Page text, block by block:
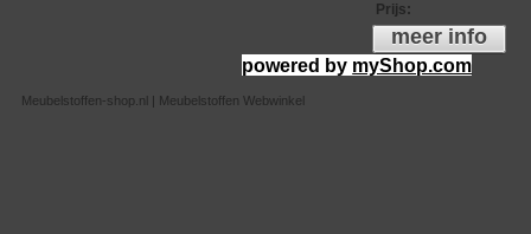
Prijs:
meer info
powered by myShop.com
Meubelstoffen-shop.nl | Meubelstoffen Webwinkel